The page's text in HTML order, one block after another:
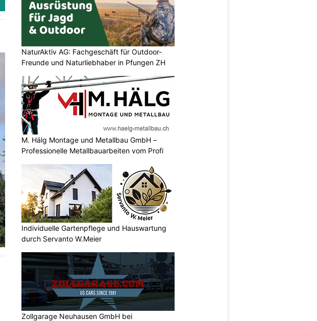
NaturAktiv AG: Fachgeschäft für Outdoor-
Freunde und Naturliebhaber in Pfungen ZH
M. Hälg Montage und Metallbau GmbH –
Professionelle Metallbauarbeiten vom Profi
Individuelle Gartenpflege und Hauswartung
durch Servanto W.Meier
Zollgarage Neuhausen GmbH bei